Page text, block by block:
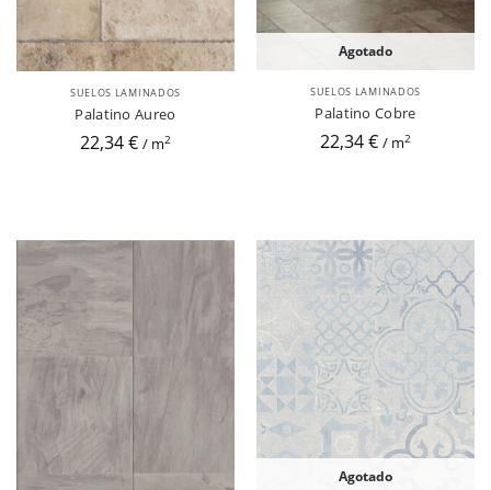
SUELOS LAMINADOS
Palatino Aureo
22,34 € / m2
Agotado
SUELOS LAMINADOS
Palatino Cobre
22,34 € / m2
Agotado